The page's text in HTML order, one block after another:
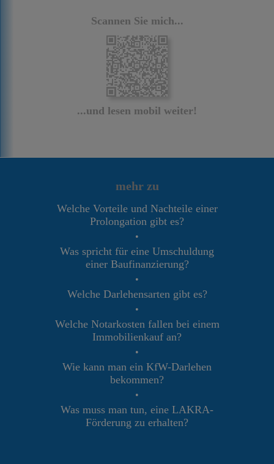
Scannen Sie mich...
...und lesen mobil weiter!
mehr zu
Welche Vorteile und Nachteile einer
Prolongation gibt es?
•
Was spricht für eine Umschuldung
einer Baufinanzierung?
•
Welche Darlehensarten gibt es?
•
Welche Notarkosten fallen bei einem
Immobilienkauf an?
•
Wie kann man ein KfW-Darlehen
bekommen?
•
Was muss man tun, eine LAKRA-
Förderung zu erhalten?